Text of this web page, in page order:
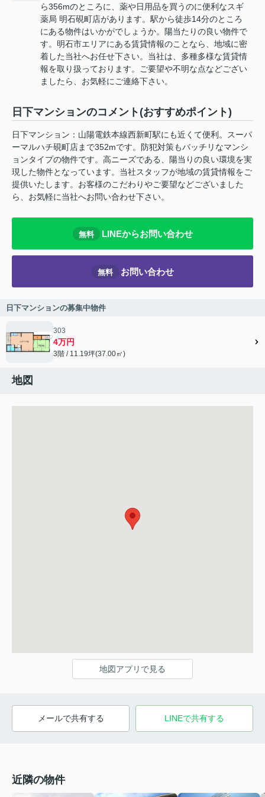
ら356mのところに、薬や日用品を買うのに便利なスギ
薬局 明石硯町店があります。駅から徒歩14分のところ
にある物件はいかがでしょうか。陽当たりの良い物件で
す。明石市エリアにある賃貸情報のことなら、地域に密
着した当社へお任せ下さい。当社は、多種多様な賃貸情
報を取り扱っております。ご要望や不明な点などござい
ましたら、お気軽にご連絡下さい。
日下マンションのコメント(おすすめポイント)
日下マンション：山陽電鉄本線西新町駅にも近くて便利。スーパ
ーマルハチ硯町店まで352mです。防犯対策もバッチリなマンシ
ョンタイプの物件です。高ニーズである、陽当りの良い環境を実
現した物件となっています。当社スタッフが地域の賃貸情報をご
提供いたします。お客様のこだわりやご要望などございました
ら、お気軽に当社へお問い合わせ下さい。
無料 LINEからお問い合わせ
無料 お問い合わせ
日下マンションの募集中物件
303
4万円
3階 / 11.19坪(37.00㎡)
地図
地図アプリで見る
メールで共有する LINEで共有する
近隣の物件